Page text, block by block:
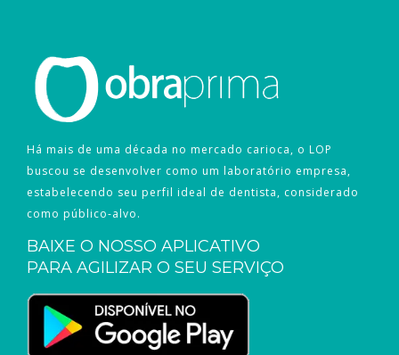
Há mais de uma década no mercado carioca, o LOP
buscou se desenvolver como um laboratório empresa,
estabelecendo seu perfil ideal de dentista, considerado
como público-alvo.
BAIXE O NOSSO APLICATIVO
PARA AGILIZAR O SEU SERVIÇO